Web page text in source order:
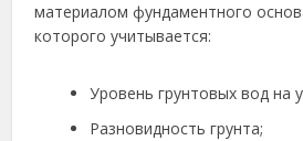
материалом фундаментного
которого учитывается:
Уровень грунтовых вод на
Разновидность грунта;